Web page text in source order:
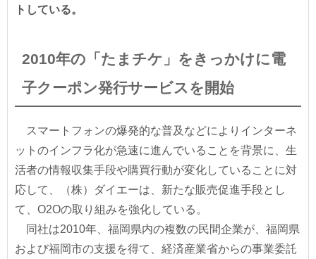
トしている。
2010年の「たまチケ」をきっかけに電
子クーポン発行サービスを開始
スマートフォンの爆発的な普及などによりインターネ
ットのインフラ化が急速に進んでいることを背景に、生
活者の情報収集手段や購買行動が変化していることに対
応して、（株）ダイエーは、新たな販売促進手段とし
て、O2Oの取り組みを強化している。
同社は2010年、福岡県内の複数の民間企業が、福岡県
および福岡市の支援を得て、経済産業省からの事業委託